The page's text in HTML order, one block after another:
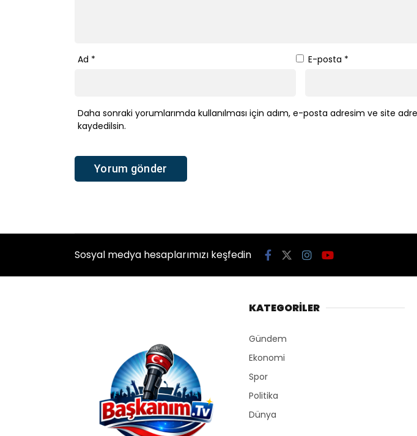
Ad * E-posta *
Daha sonraki yorumlarımda kullanılması için adım, e-posta adresim ve site
kaydedilsin.
Sosyal medya hesaplarımızı keşfedin
KATEGORİLER
Gündem
Ekonomi
Spor
Politika
Dünya